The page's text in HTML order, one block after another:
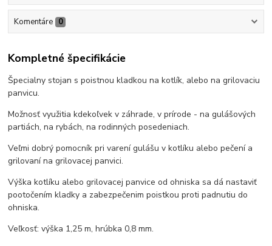
Komentáre 0
Kompletné špecifikácie
Špecialny stojan s poistnou kladkou na kotlík, alebo na grilovaciu
panvicu.
Možnosť využitia kdekoľvek v záhrade, v prírode - na gulášových
partiách, na rybách, na rodinných posedeniach.
Veľmi dobrý pomocník pri varení gulášu v kotlíku alebo pečení a
grilovaní na grilovacej panvici.
Výška kotlíku alebo grilovacej panvice od ohniska sa dá nastaviť
pootočením kladky a zabezpečenim poistkou proti padnutiu do
ohniska.
Veľkosť: výška 1,25 m, hrúbka 0,8 mm.